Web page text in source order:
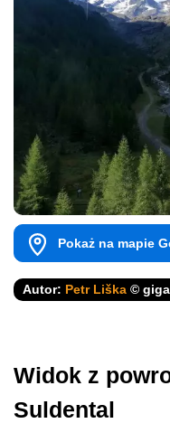
Pokaż na mapie
Autor: Petr Liška ©
Widok z
Suldental